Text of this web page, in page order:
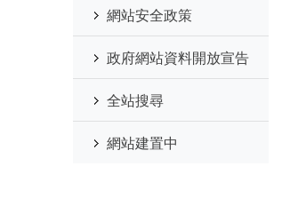
網站安全政策
政府網站資料開放宣告
全站搜尋
網站建置中